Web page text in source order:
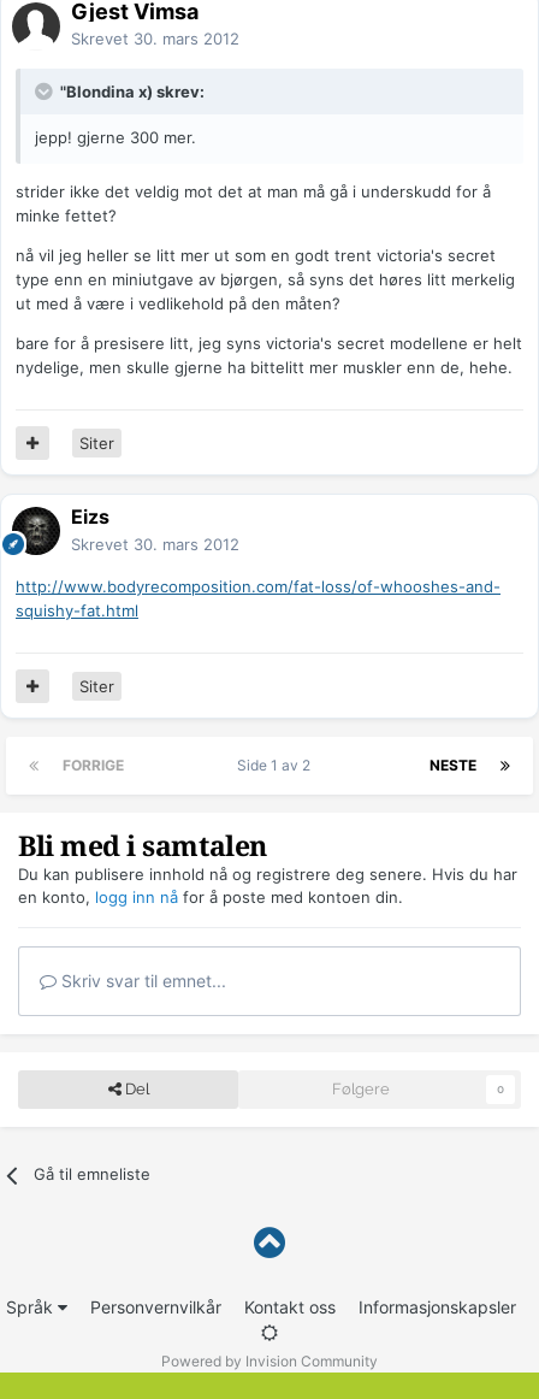
Gjest Vimsa
Skrevet 30. mars 2012
"Blondina x) skrev:
jepp! gjerne 300 mer.
strider ikke det veldig mot det at man må gå i underskudd for å
minke fettet?
nå vil jeg heller se litt mer ut som en godt trent victoria's secret
type enn en miniutgave av bjørgen, så syns det høres litt merkelig
ut med å være i vedlikehold på den måten?
bare for å presisere litt, jeg syns victoria's secret modellene er helt
nydelige, men skulle gjerne ha bittelitt mer muskler enn de, hehe.
Siter
Eizs
Skrevet 30. mars 2012
http://www.bodyrecomposition.com/fat-loss/of-whooshes-and-
squishy-fat.html
Siter
FORRIGE NESTE
Side 1 av 2
Bli med i samtalen
Du kan publisere innhold nå og registrere deg senere. Hvis du har
en konto, logg inn nå for å poste med kontoen din.
Skriv svar til emnet...
Del Følgere 0
Gå til emneliste
Språk Personvernvilkår Kontakt oss Informasjonskapsler
Powered by Invision Community